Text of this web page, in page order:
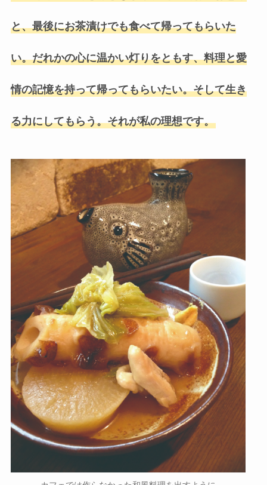
と、最後にお茶漬けでも食べて帰ってもらいた
い。だれかの心に温かい灯りをともす、料理と愛
情の記憶を持って帰ってもらいたい。そして生き
る力にしてもらう。それが私の理想です。